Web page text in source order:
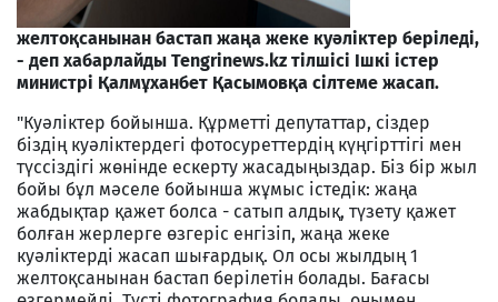
желтоқсанынан бастап жаңа жеке куәліктер беріледі,
- деп хабарлайды Tengrinews.kz тілшісі Ішкі істер
министрі Қалмұханбет Қасымовқа сілтеме жасап.
"Куәліктер бойынша. Құрметті депутаттар, сіздер
біздің куәліктердегі фотосуреттердің күңгірттігі мен
түссіздігі жөнінде ескерту жасадыңыздар. Біз бір жыл
бойы бұл мәселе бойынша жұмыс істедік: жаңа
жабдықтар қажет болса - сатып алдық, түзету қажет
болған жерлерге өзгеріс енгізіп, жаңа жеке
куәліктерді жасап шығардық. Ол осы жылдың 1
желтоқсанынан бастап берілетін болады. Бағасы